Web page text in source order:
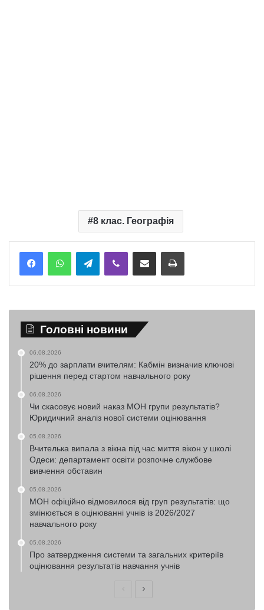
8 клас. Географія
TelegramViber Надіслати електронною поштоюНадрукувати
Головні новини
06.08.2026
20% до зарплати вчителям: Кабмін визначив ключові
рішення перед стартом навчального року
06.08.2026
Чи скасовує новий наказ МОН групи результатів?
Юридичний аналіз нової системи оцінювання
05.08.2026
Вчителька випала з вікна під час миття вікон у школі
Одеси: департамент освіти розпочне службове
вивчення обставин
05.08.2026
МОН офіційно відмовилося від груп результатів: що
змінюється в оцінюванні учнів із 2026/2027
навчального року
05.08.2026
Про затвердження системи та загальних критеріїв
оцінювання результатів навчання учнів
ПопередняНаступна